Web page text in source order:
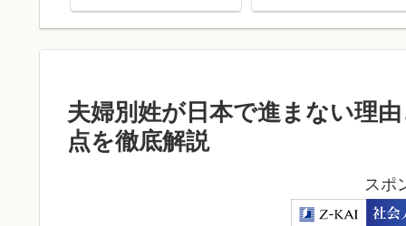
夫婦別姓が日本で進まない理
点を徹底解説
スポ